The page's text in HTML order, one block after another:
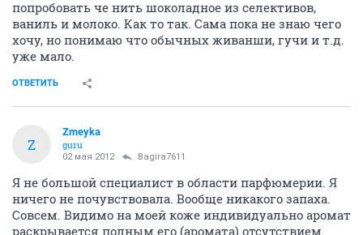
попробовать че нить шоколадное из селективов,
ваниль и молоко. Как то так. Сама пока не знаю чего
хочу, но понимаю что обычных живанши, гучи и т.д.
уже мало.
ОТВЕТИТЬ
Z
Zmeyka
guru
02 мая 2012 Bagira7611
Я не большой специалист в области парфюмерии. Я
ничего не почувствовала. Вообще никакого запаха.
Совсем. Видимо на моей коже индивидуально аромат
раскрывается полным его (аромата) отсутствием.